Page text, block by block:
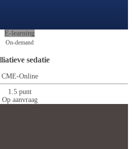
E-learning
On-demand
sedatie
CME-Online
1.5 punt
Op aanvraag